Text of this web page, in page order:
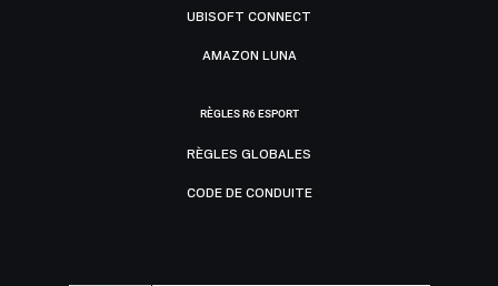
UBISOFT CONNECT
AMAZON LUNA
RÈGLES R6 ESPORT
RÈGLES GLOBALES
CODE DE CONDUITE